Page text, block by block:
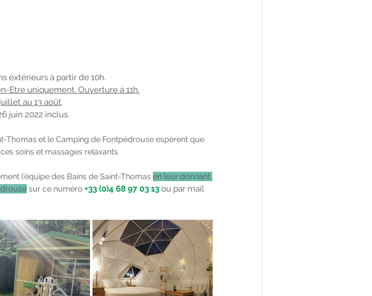
extérieurs à partir de 10h.
Etre uniquement. Ouverture à 11h.
au 13 août.
juin 2022 inclus.
Thomas et le Camping de Fontpédrouse espèrent que
soins et massages relaxants.
l'équipe des Bains de Saint-Thomas en leur donnant
sur ce numéro +33 (0)4 68 97 03 13 ou par mail